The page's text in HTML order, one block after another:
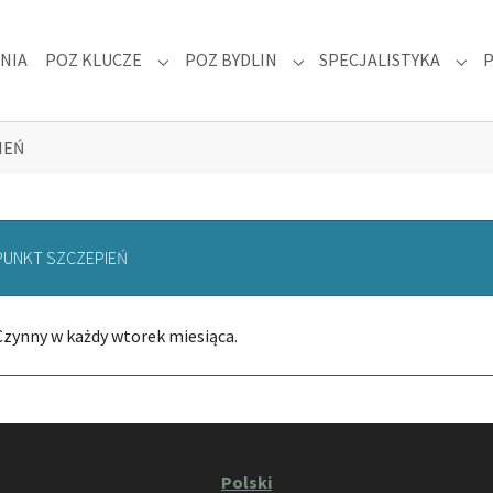
PACJENTA"
POZ KLUCZE Submenu for "POZ KLUCZE"
POZ BYDLIN Submenu for "POZ
SPECJALISTYKA
SZCZEPIEŃ
w każdy wtorek miesiąca.
Polski